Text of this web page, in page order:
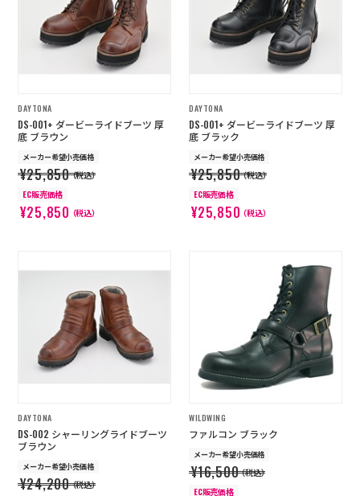
DAYTONA
DS-001+ ダービーライドブーツ 厚
底 ブラウン
メーカー希望小売価格
¥25,850（税込）
EC販売価格
¥25,850（税込）
DAYTONA
DS-001+ ダービーライドブーツ 厚
底 ブラック
メーカー希望小売価格
¥25,850（税込）
EC販売価格
¥25,850（税込）
DAYTONA
DS-002 シャーリングライドブーツ
ブラウン
メーカー希望小売価格
¥24,200（税込）
WILDWING
ファルコン ブラック
メーカー希望小売価格
¥16,500（税込）
EC販売価格